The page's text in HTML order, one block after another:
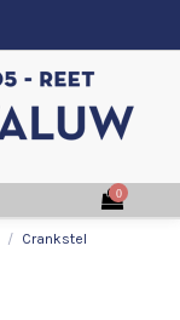
0
Crankstel